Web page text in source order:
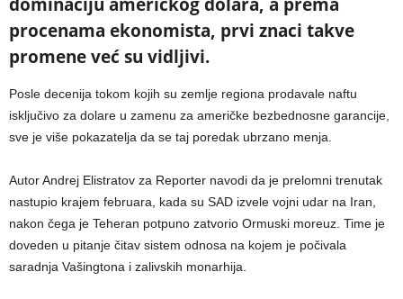
procenama ekonomista, prvi znaci takve
promene već su vidljivi.
Posle decenija tokom kojih su zemlje regiona prodavale naftu
isključivo za dolare u zamenu za američke bezbednosne garancije,
sve je više pokazatelja da se taj poredak ubrzano menja.
Autor Andrej Elistratov za Reporter navodi da je prelomni trenutak
nastupio krajem februara, kada su SAD izvele vojni udar na Iran,
nakon čega je Teheran potpuno zatvorio Ormuski moreuz. Time je
doveden u pitanje čitav sistem odnosa na kojem je počivala
saradnja Vašingtona i zalivskih monarhija.